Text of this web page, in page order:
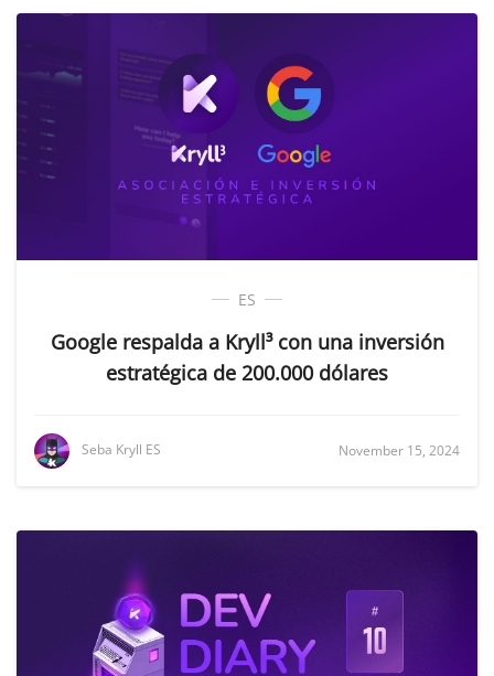
ES
Google respalda a Kryll³ con una inversión
estratégica de 200.000 dólares
Seba Kryll ES November 15, 2024